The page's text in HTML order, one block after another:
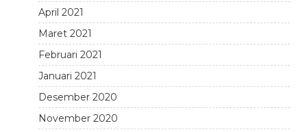
April 2021
Maret 2021
Februari 2021
Januari 2021
Desember 2020
November 2020